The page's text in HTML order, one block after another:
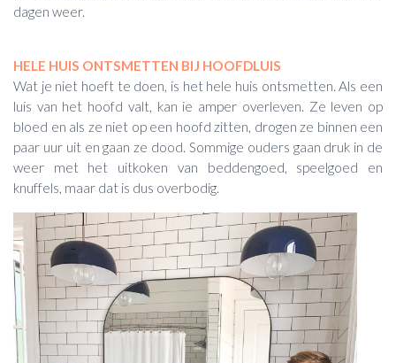
dagen weer.
HELE HUIS ONTSMETTEN BIJ HOOFDLUIS
Wat je niet hoeft te doen, is het hele huis ontsmetten. Als een
luis van het hoofd valt, kan ie amper overleven. Ze leven op
bloed en als ze niet op een hoofd zitten, drogen ze binnen een
paar uur uit en gaan ze dood. Sommige ouders gaan druk in de
weer met het uitkoken van beddengoed, speelgoed en
knuffels, maar dat is dus overbodig.